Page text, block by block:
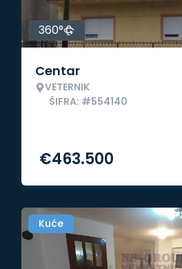
360°
Centar
VETERNIK
ŠIFRA: #554140
€463.500
Kuće